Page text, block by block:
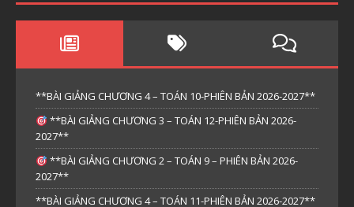
**BÀI GIẢNG CHƯƠNG 4 – TOÁN 10-PHIÊN BẢN 2026-2027**
**BÀI GIẢNG CHƯƠNG 3 – TOÁN 12-PHIÊN BẢN 2026-
2027**
**BÀI GIẢNG CHƯƠNG 2 – TOÁN 9 – PHIÊN BẢN 2026-
2027**
**BÀI GIẢNG CHƯƠNG 4 – TOÁN 11-PHIÊN BẢN 2026-2027**